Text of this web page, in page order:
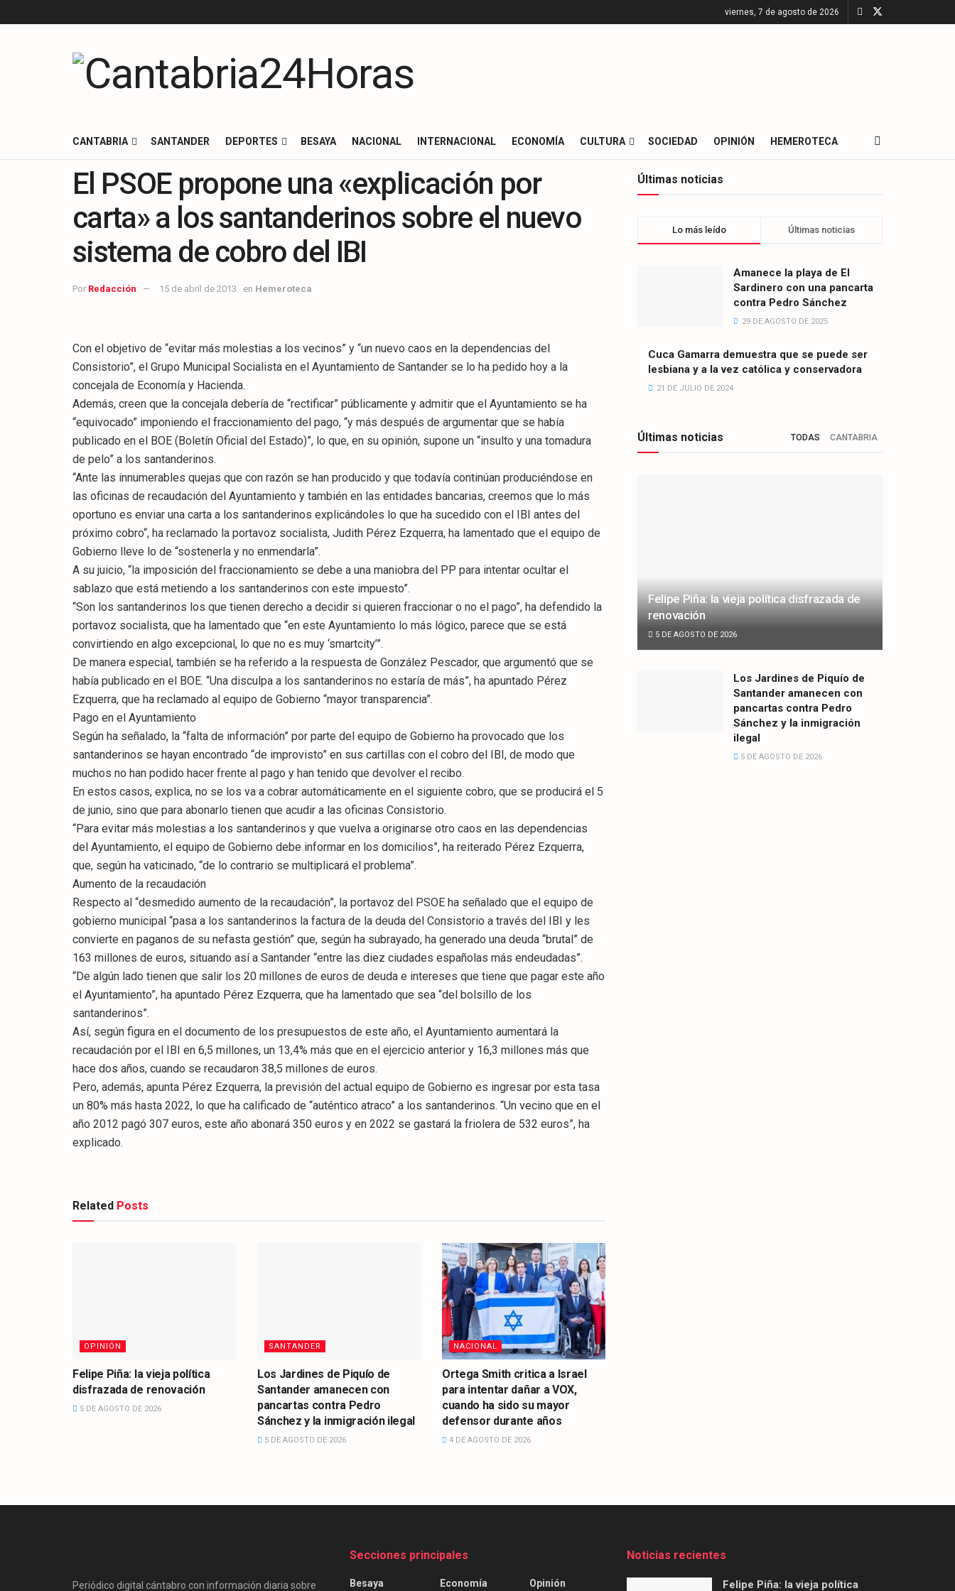
viernes, 7 de agosto de 2026
CANTABRIA SANTANDER DEPORTES BESAYA NACIONAL INTERNACIONAL ECONOMÍA CULTURA SOCIEDAD OPINIÓN HEMEROTECA
El PSOE propone una «explicación por
carta» a los santanderinos sobre el nuevo
sistema de cobro del IBI
Por Redacción 15 de abril de 2013 en Hemeroteca
Con el objetivo de “evitar más molestias a los vecinos” y “un nuevo caos en la dependencias del
Consistorio”, el Grupo Municipal Socialista en el Ayuntamiento de Santander se lo ha pedido hoy a la
concejala de Economía y Hacienda.
Además, creen que la concejala debería de “rectificar” públicamente y admitir que el Ayuntamiento se ha
“equivocado” imponiendo el fraccionamiento del pago, “y más después de argumentar que se había
publicado en el BOE (Boletín Oficial del Estado)”, lo que, en su opinión, supone un “insulto y una tomadura
de pelo” a los santanderinos.
“Ante las innumerables quejas que con razón se han producido y que todavía continúan produciéndose en
las oficinas de recaudación del Ayuntamiento y también en las entidades bancarias, creemos que lo más
oportuno es enviar una carta a los santanderinos explicándoles lo que ha sucedido con el IBI antes del
próximo cobro“, ha reclamado la portavoz socialista, Judith Pérez Ezquerra, ha lamentado que el equipo de
Gobierno lleve lo de “sostenerla y no enmendarla”.
A su juicio, “la imposición del fraccionamiento se debe a una maniobra del PP para intentar ocultar el
sablazo que está metiendo a los santanderinos con este impuesto”.
“Son los santanderinos los que tienen derecho a decidir si quieren fraccionar o no el pago”, ha defendido la
portavoz socialista, que ha lamentado que “en este Ayuntamiento lo más lógico, parece que se está
convirtiendo en algo excepcional, lo que no es muy ‘smartcity’”.
De manera especial, también se ha referido a la respuesta de González Pescador, que argumentó que se
había publicado en el BOE. “Una disculpa a los santanderinos no estaría de más”, ha apuntado Pérez
Ezquerra, que ha reclamado al equipo de Gobierno “mayor transparencia”.
Pago en el Ayuntamiento
Según ha señalado, la “falta de información” por parte del equipo de Gobierno ha provocado que los
santanderinos se hayan encontrado “de improvisto” en sus cartillas con el cobro del IBI, de modo que
muchos no han podido hacer frente al pago y han tenido que devolver el recibo.
En estos casos, explica, no se los va a cobrar automáticamente en el siguiente cobro, que se producirá el 5
de junio, sino que para abonarlo tienen que acudir a las oficinas Consistorio.
“Para evitar más molestias a los santanderinos y que vuelva a originarse otro caos en las dependencias
del Ayuntamiento, el equipo de Gobierno debe informar en los domicilios”, ha reiterado Pérez Ezquerra,
que, según ha vaticinado, “de lo contrario se multiplicará el problema”.
Aumento de la recaudación
Respecto al “desmedido aumento de la recaudación”, la portavoz del PSOE ha señalado que el equipo de
gobierno municipal “pasa a los santanderinos la factura de la deuda del Consistorio a través del IBI y les
convierte en paganos de su nefasta gestión” que, según ha subrayado, ha generado una deuda “brutal” de
163 millones de euros, situando así a Santander “entre las diez ciudades españolas más endeudadas”.
“De algún lado tienen que salir los 20 millones de euros de deuda e intereses que tiene que pagar este año
el Ayuntamiento”, ha apuntado Pérez Ezquerra, que ha lamentado que sea “del bolsillo de los
santanderinos”.
Así, según figura en el documento de los presupuestos de este año, el Ayuntamiento aumentará la
recaudación por el IBI en 6,5 millones, un 13,4% más que en el ejercicio anterior y 16,3 millones más que
hace dos años, cuando se recaudaron 38,5 millones de euros.
Pero, además, apunta Pérez Ezquerra, la previsión del actual equipo de Gobierno es ingresar por esta tasa
un 80% más hasta 2022, lo que ha calificado de “auténtico atraco” a los santanderinos. “Un vecino que en el
año 2012 pagó 307 euros, este año abonará 350 euros y en 2022 se gastará la friolera de 532 euros”, ha
explicado.
Related Posts
OPINIÓN
Felipe Piña: la vieja política
disfrazada de renovación
5 DE AGOSTO DE 2026
SANTANDER
Los Jardines de Piquío de
Santander amanecen con
pancartas contra Pedro
Sánchez y la inmigración ilegal
5 DE AGOSTO DE 2026
NACIONAL
Ortega Smith critica a Israel
para intentar dañar a VOX,
cuando ha sido su mayor
defensor durante años
4 DE AGOSTO DE 2026
Últimas noticias
Lo más leído Últimas noticias
Amanece la playa de El
Sardinero con una pancarta
contra Pedro Sánchez
29 DE AGOSTO DE 2025
Cuca Gamarra demuestra que se puede ser
lesbiana y a la vez católica y conservadora
21 DE JULIO DE 2024
Últimas noticias TODAS CANTABRIA
Felipe Piña: la vieja política disfrazada de
renovación
5 DE AGOSTO DE 2026
Los Jardines de Piquío de
Santander amanecen con
pancartas contra Pedro
Sánchez y la inmigración
ilegal
5 DE AGOSTO DE 2026
Periódico digital cántabro con información diaria sobre
Secciones principales
Besaya Economía Opinión
Noticias recientes
Felipe Piña: la vieja política